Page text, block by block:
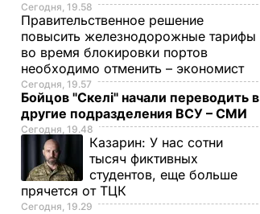
Сегодня, 19.58
Правительственное решение
повысить железнодорожные тарифы
во время блокировки портов
необходимо отменить – экономист
Сегодня, 19.57
Бойцов "Скелі" начали переводить в
другие подразделения ВСУ – СМИ
Сегодня, 19.48
Казарин: У нас сотни
тысяч фиктивных
студентов, еще больше
прячется от ТЦК
Сегодня, 19.29